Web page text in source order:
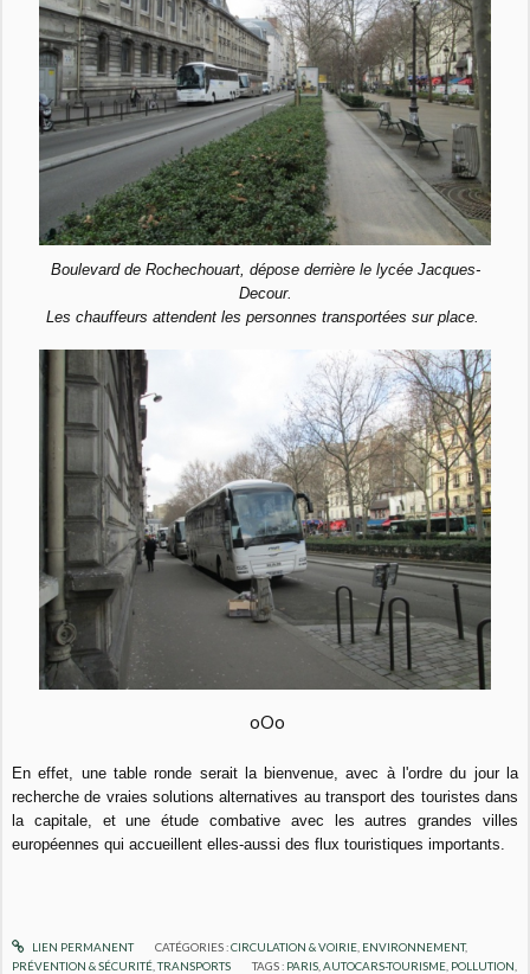
Boulevard de Rochechouart, dépose derrière le lycée Jacques-
Decour.
Les chauffeurs attendent les personnes transportées sur place.
oOo
En effet, une table ronde serait la bienvenue, avec à l'ordre du jour la
recherche de vraies solutions alternatives au transport des touristes dans
la capitale, et une étude combative avec les autres grandes villes
européennes qui accueillent elles-aussi des flux touristiques importants.
LIEN PERMANENT CATÉGORIES :CIRCULATION & VOIRIE, ENVIRONNEMENT,
PRÉVENTION & SÉCURITÉ ,TRANSPORTS TAGS : PARIS ,AUTOCARS-TOURISME POLLUTION